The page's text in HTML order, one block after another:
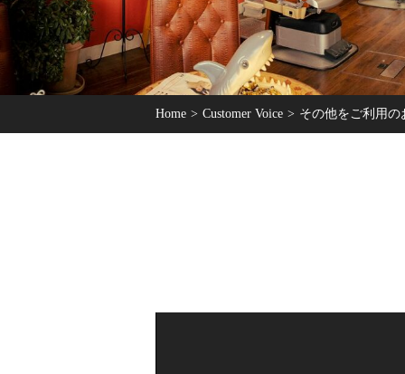
Home Customer Voice その他をご利用の